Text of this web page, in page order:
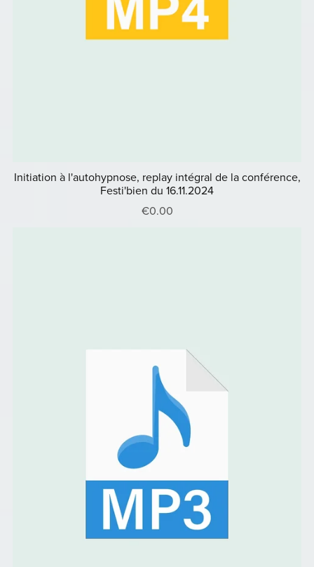
Initiation à l'autohypnose, replay intégral de la conférence,
Festi'bien du 16.11.2024
€0.00